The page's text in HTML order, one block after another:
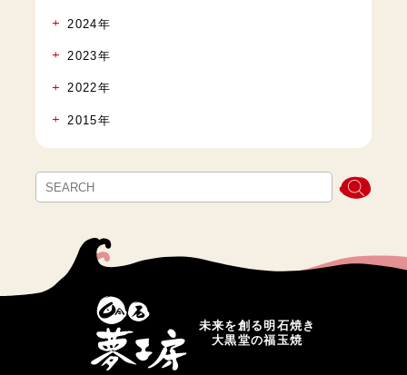
2024年
2023年
2022年
2015年
未来を創る明石焼き
大黒堂の福玉焼